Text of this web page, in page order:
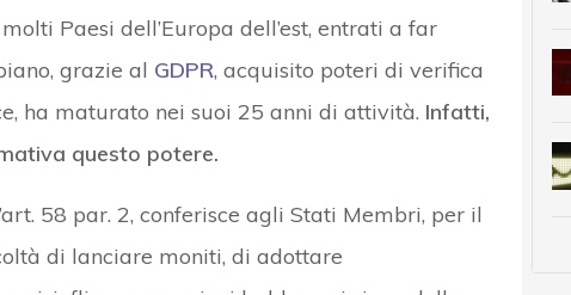
Paesi dell’Europa dell’est, entrati a far
grazie al GDPR, acquisito poteri di verifica
ha maturato nei suoi 25 anni di attività. Infatti,
questo potere.
58 par. 2, conferisce agli Stati Membri, per il
di lanciare moniti, di adottare